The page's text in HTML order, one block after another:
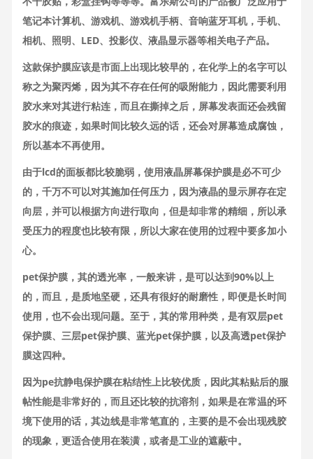
BH100M
DED等
笔记本计算机、游戏机、游戏机手柄、音响蓝牙耳机，手机、
相机、照明、LED、投影仪、液晶显示器等相关电子产品。
这款保护膜应该是市面上出现比较早的，在化学上的名字可以
称之为聚丙烯，因为其不存在任何的吸附能力，因此需要利用
胶水来对其进行粘连，而且在撕掉之后，屏幕发表面还会残留
胶水的痕迹，如果时间比较久远的话，还会对屏幕造成腐蚀，
所以基本不再使用。
由于lcd的面板都比较脆弱，使用液晶屏幕保护膜是必不可少
的，千万不可以对其施加任何压力，因为液晶的显示屏存在定
向层，并可以根据方向进行取向，但是却非常的精细，所以承
受压力的程度也比较有限，所以大家在使用的过程中要多加小
心。
pet保护膜，其的透光率，一般来讲，是可以达到90%以上
的，而且，是质地坚硬，还具有很好的耐磨性，即便是长时间
使用，也不会出现问题。至于，其的常用种类，是有双层pet
保护膜、三层pet保护膜、蓝光pet保护膜，以及高透pet保护
膜这四种。
因为pe抗静电保护膜在粘结性上比较优质，因此其粘贴后的服
帖性能是非常好的，而且还比较的抗溶剂，如果是在常温的环
境下使用的话，其边线是非常笔直的，主要的是不会出现残胶
的现象，更适合使用在装潢，或者是工业的遮蔽中。